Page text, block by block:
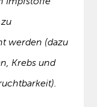
werden (dazu
Krebs und